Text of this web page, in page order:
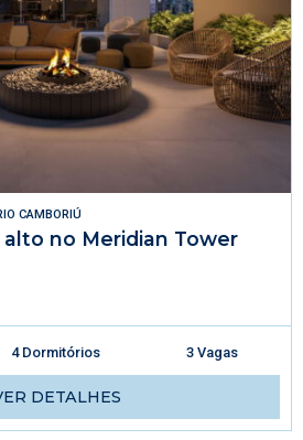
CAMBORIÚ
no Meridian Tower
4 Dormitórios 3 Vagas
DETALHES